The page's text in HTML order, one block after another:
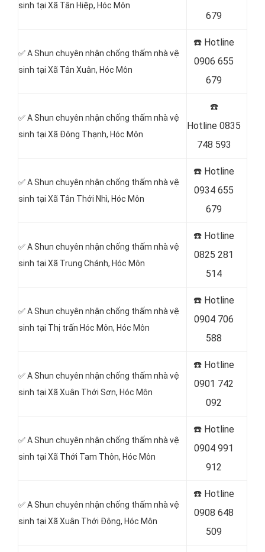
sinh tại Xã Tân Hiệp, Hóc Môn
679
✅ A Shun chuyên nhận chống thấm nhà vệ
sinh tại Xã Tân Xuân, Hóc Môn
☎️ Hotline
0906 655
679
✅ A Shun chuyên nhận chống thấm nhà vệ
sinh tại Xã Đông Thạnh, Hóc Môn
☎️
Hotline 0835
748 593
✅ A Shun chuyên nhận chống thấm nhà vệ
sinh tại Xã Tân Thới Nhì, Hóc Môn
☎️ Hotline
0934 655
679
✅ A Shun chuyên nhận chống thấm nhà vệ
sinh tại Xã Trung Chánh, Hóc Môn
☎️ Hotline
0825 281
514
✅ A Shun chuyên nhận chống thấm nhà vệ
sinh tại Thị trấn Hóc Môn, Hóc Môn
☎️ Hotline
0904 706
588
✅ A Shun chuyên nhận chống thấm nhà vệ
sinh tại Xã Xuân Thới Sơn, Hóc Môn
☎️ Hotline
0901 742
092
✅ A Shun chuyên nhận chống thấm nhà vệ
sinh tại Xã Thới Tam Thôn, Hóc Môn
☎️ Hotline
0904 991
912
✅ A Shun chuyên nhận chống thấm nhà vệ
sinh tại Xã Xuân Thới Đông, Hóc Môn
☎️ Hotline
0908 648
509